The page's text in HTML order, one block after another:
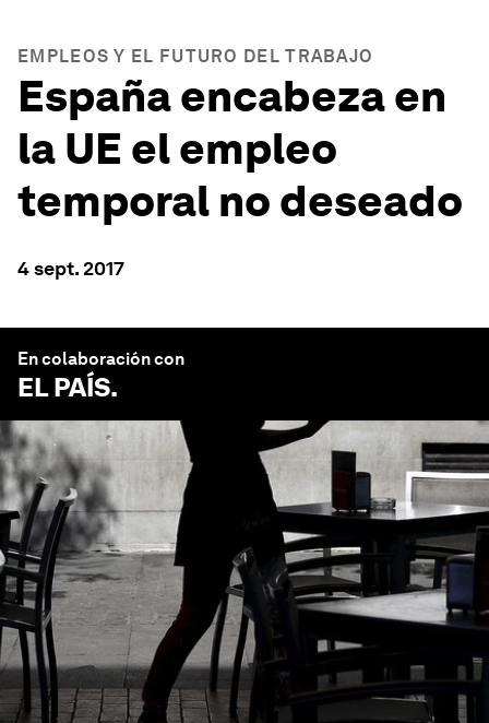
EMPLEOS Y EL FUTURO DEL TRABAJO
España encabeza en
la UE el empleo
temporal no deseado
4 sept. 2017
En colaboración con
EL PAÍS.